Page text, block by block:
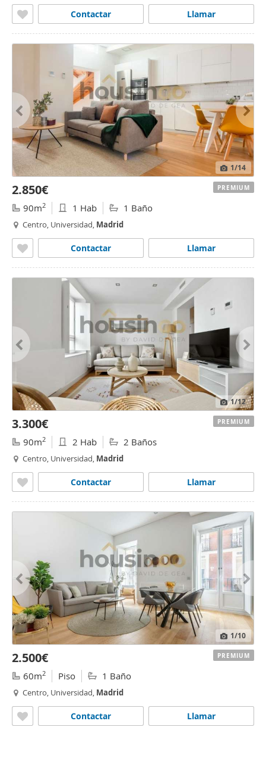
Llamar
Contactar
1/14
2.850€
90m2 1 Hab 1 Baño
Centro, Universidad, Madrid
Llamar
Contactar
PREMIUM
1/12
3.300€
90m2 2 Hab 2 Baños
Centro, Universidad, Madrid
Llamar
Contactar
PREMIUM
1/10
2.500€
60m2 Piso 1 Baño
Centro, Universidad, Madrid
Llamar
Contactar
PREMIUM